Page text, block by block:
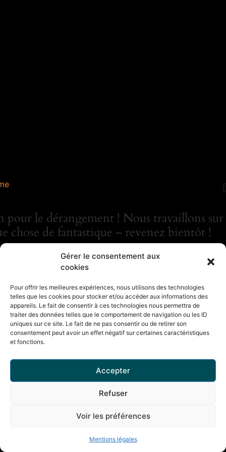
Gérer le consentement aux
cookies
Pour offrir les meilleures expériences, nous utilisons des technologies
telles que les cookies pour stocker et/ou accéder aux informations des
appareils. Le fait de consentir à ces technologies nous permettra de
traiter des données telles que le comportement de navigation ou les ID
uniques sur ce site. Le fait de ne pas consentir ou de retirer son
consentement peut avoir un effet négatif sur certaines caractéristiques
et fonctions.
Accepter
Refuser
Voir les préférences
Mentions légales
pour le dérangement ! Nous travaillons sur
chose de fantastique – revenez bientôt !